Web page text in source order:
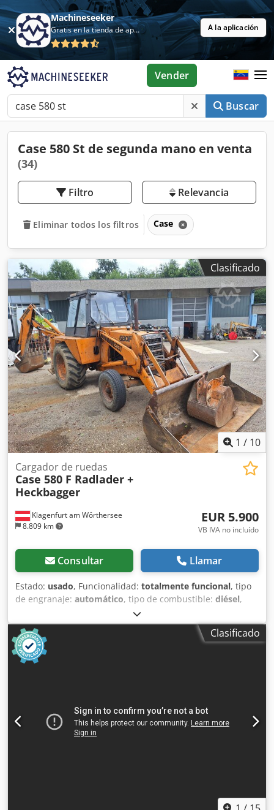
Machineseeker
Gratis en la tienda de aplicaciones A la aplicación
Buscar
Vender
Case 580 St de segunda mano en venta
(34)
Filtro Relevancia
Eliminar todos los filtros Case
Clasificado
1 / 10
Klagenfurt am Wörthersee
8.809 km
Cargador de ruedas
Case 580 F Radlader +
Heckbagger
EUR 5.900
VB IVA no incluído
Consultar Llamar
Estado: usado, Funcionalidad: totalmente funcional, tipo
de engranaje: automático, tipo de combustible: diésel,
, configuración de ejes:
primer registro:10/1977, Año de fabricación:1977,
Equipamiento:
, Técnicamente en buen estado
Dkodpst S Idrefx Ahujr
Clasificado